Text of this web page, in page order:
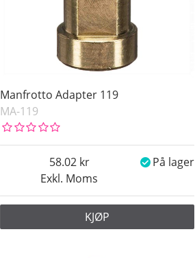
Manfrotto Adapter 119
MA-119
Exkl. Moms
58.02 På lager
KJØP